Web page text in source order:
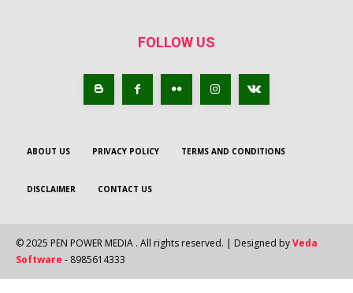
FOLLOW US
ABOUT US PRIVACY POLICY TERMS AND CONDITIONS
DISCLAIMER CONTACT US
© 2025 PEN POWER MEDIA . All rights reserved. | Designed byVeda
Software - 8985614333